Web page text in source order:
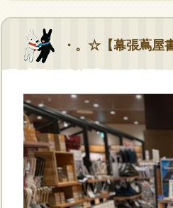
・。☆【幕張蔦屋